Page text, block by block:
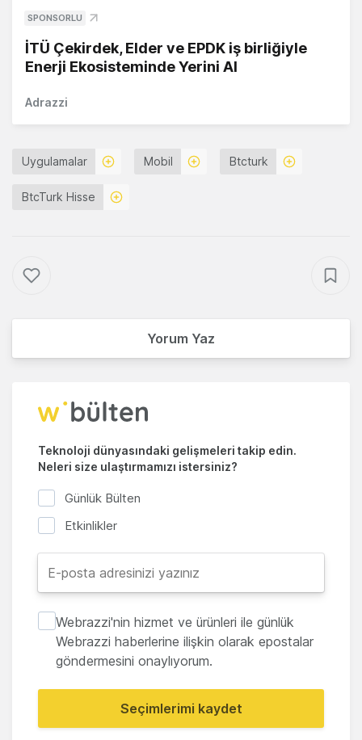
SPONSORLU
İTÜ Çekirdek, Elder ve EPDK iş birliğiyle
Enerji Ekosisteminde Yerini Al
Adrazzi
Uygulamalar Mobil Btcturk
BtcTurk Hisse
Yorum Yaz
Teknoloji dünyasındaki gelişmeleri takip edin.
Neleri size ulaştırmamızı istersiniz?
Günlük Bülten
Etkinlikler
Webrazzi'nin hizmet ve ürünleri ile günlük
Webrazzi haberlerine ilişkin olarak epostalar
göndermesini onaylıyorum.
Seçimlerimi kaydet